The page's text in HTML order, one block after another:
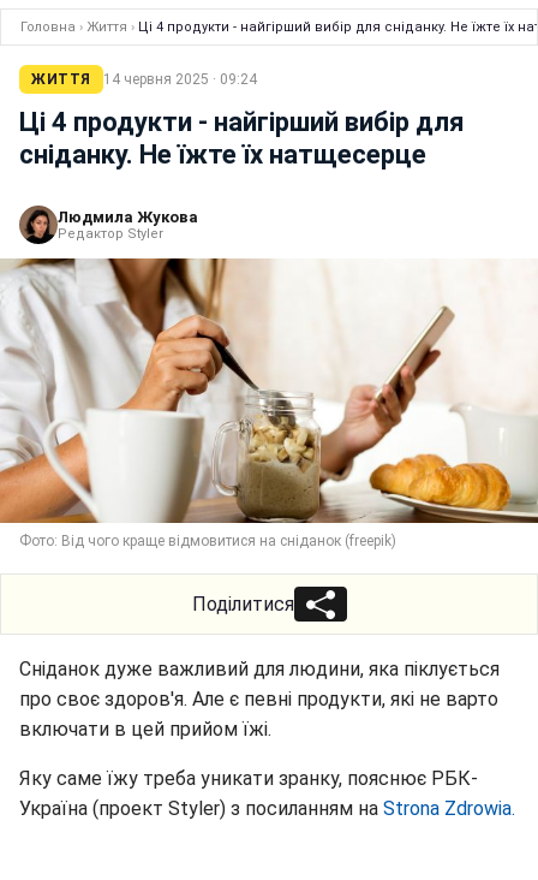
Головна › Життя › Ці 4 продукти - найгірший вибір для сніданку. Не їжте їх
ЖИТТЯ 14 червня 2025 · 09:24
Ці 4 продукти - найгірший вибір для
сніданку. Не їжте їх натщесерце
Людмила Жукова
Редактор Styler
Фото: Від чого краще відмовитися на сніданок (freepik)
Поділитися
Сніданок дуже важливий для людини, яка піклується
про своє здоров'я. Але є певні продукти, які не варто
включати в цей прийом їжі.
Яку саме їжу треба уникати зранку, пояснює РБК-
Україна (проект Styler) з посиланням на Strona Zdrowia.